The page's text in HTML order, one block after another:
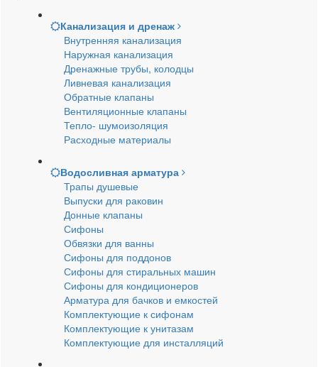
Канализация и дренаж
Внутренняя канализация
Наружная канализация
Дренажные трубы, колодцы
Ливневая канализация
Обратные клапаны
Вентиляционные клапаны
Тепло- шумоизоляция
Расходные материалы
Водосливная арматура
Трапы душевые
Выпуски для раковин
Донные клапаны
Сифоны
Обвязки для ванны
Сифоны для поддонов
Сифоны для стиральных машин
Сифоны для кондиционеров
Арматура для бачков и емкостей
Комплектующие к сифонам
Комплектующие к унитазам
Комплектующие для инсталляций